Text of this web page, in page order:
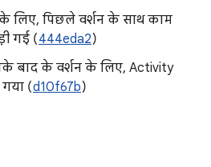
लिए, पिछले वर्शन के साथ काम
गई (444eda2)
बाद के वर्शन के लिए, Activity
(d10f67b)